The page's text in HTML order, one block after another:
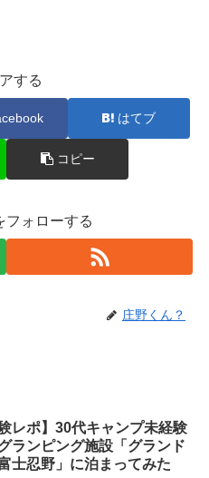
する
はてブ
コピー
フォローする
庄野くん？
験レポ】30代キャンプ未経験
ランピング施設「グランド
士忍野」に泊まってみた